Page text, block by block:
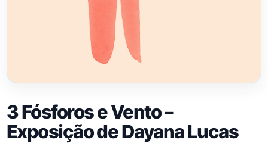
3 Fósforos e Vento –
Exposição de Dayana Lucas